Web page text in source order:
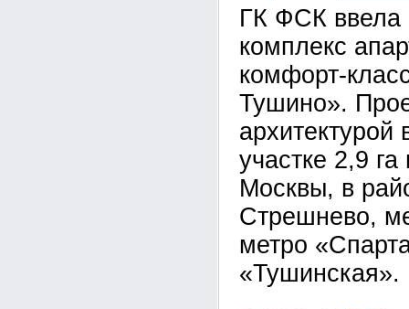
ГК ФСК ввела
комплекс
комфорт-
Тушино».
архитектурой
участке 2,9
Москвы, в
Стрешнево,
метро
«Тушинская».